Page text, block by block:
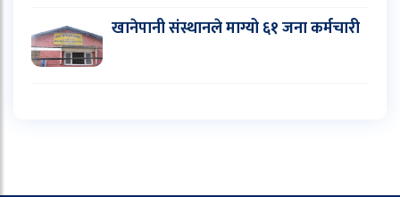
खानेपानी संस्थानले माग्यो ६१ जना कर्मचारी